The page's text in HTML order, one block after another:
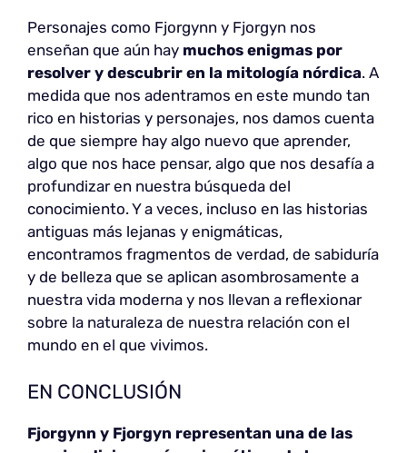
Personajes como Fjorgynn y Fjorgyn nos
enseñan que aún hay muchos enigmas por
resolver y descubrir en la mitología nórdica. A
medida que nos adentramos en este mundo tan
rico en historias y personajes, nos damos cuenta
de que siempre hay algo nuevo que aprender,
algo que nos hace pensar, algo que nos desafía a
profundizar en nuestra búsqueda del
conocimiento. Y a veces, incluso en las historias
antiguas más lejanas y enigmáticas,
encontramos fragmentos de verdad, de sabiduría
y de belleza que se aplican asombrosamente a
nuestra vida moderna y nos llevan a reflexionar
sobre la naturaleza de nuestra relación con el
mundo en el que vivimos.
EN CONCLUSIÓN
Fjorgynn y Fjorgyn representan una de las